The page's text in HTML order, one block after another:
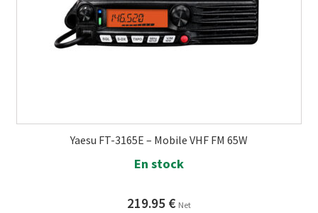
Yaesu FT-3165E – Mobile VHF FM 65W
En stock
219.95 € Net